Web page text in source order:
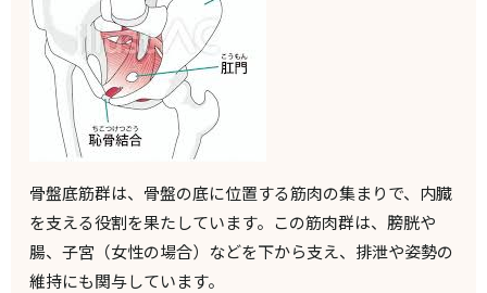
骨盤底筋群は、骨盤の底に位置する筋肉の集まりで、内臓
を支える役割を果たしています。この筋肉群は、膀胱や
腸、子宮（女性の場合）などを下から支え、排泄や姿勢の
維持にも関与しています。